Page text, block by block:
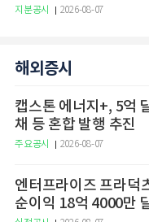
지분공시 2026-08-07
해외증시
캡스톤 에너지+, 5억
채 등 혼합 발행 추진
주요공시 2026-08-07
엔터프라이즈 프라덕
순이익 18억 4000만